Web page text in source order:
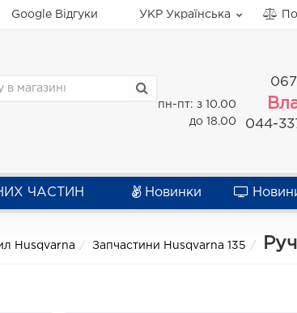
Google Відгуки УКР Українська
пн-пт: з 10.00
до 18.00
044-
ЧАСТИН Новинки
Husqvarna Запчастини Husqvarna 135